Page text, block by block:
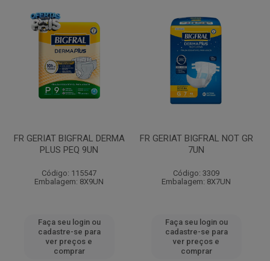
FR GERIAT BIGFRAL DERMA
PLUS PEQ 9UN
Código: 115547
Embalagem: 8X9UN
Faça seu login ou
cadastre-se para
ver preços e
comprar
FR GERIAT BIGFRAL NOT GR
7UN
Código: 3309
Embalagem: 8X7UN
Faça seu login ou
cadastre-se para
ver preços e
comprar